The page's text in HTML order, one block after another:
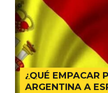
¿QUÉ EMPACAR
ARGENTINA A
VII Feria del Vino
el Vino y Yo’